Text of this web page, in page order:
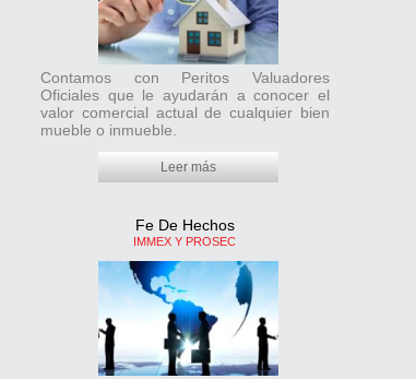
Sociedades Mercantiles
Registro único de garantías mobiliarias
Mediación y arbitraje
Asesoría Jurídica
Quiénes somos
Corredor Público vs. Notario Público
Área de cobertura
Contamos con Peritos Valuadores
Oficiales que le ayudarán a conocer el
valor comercial actual de cualquier bien
mueble o inmueble.
Leer más
Fe De Hechos
IMMEX Y PROSEC